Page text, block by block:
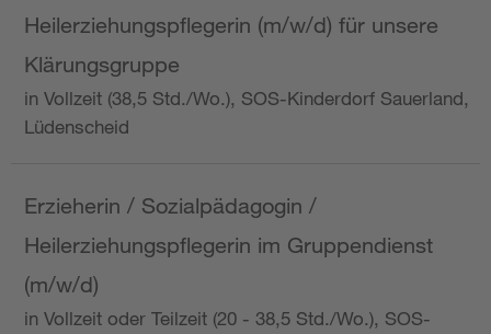
Heilerziehungspflegerin (m/w/d) für unsere
Klärungsgruppe
in Vollzeit (38,5 Std./Wo.), SOS-Kinderdorf Sauerland,
Lüdenscheid
Erzieherin / Sozialpädagogin /
Heilerziehungspflegerin im Gruppendienst
(m/w/d)
in Vollzeit oder Teilzeit (20 - 38,5 Std./Wo.), SOS-